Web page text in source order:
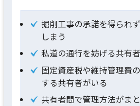
掘削工事の承諾を得られ
しまう
私道の通行を妨げる共有
固定資産税や維持管理費
する共有者がいる
共有者間で管理方法がま